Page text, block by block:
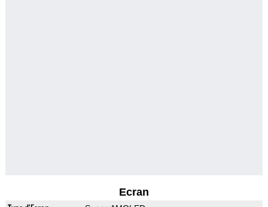
Ecran